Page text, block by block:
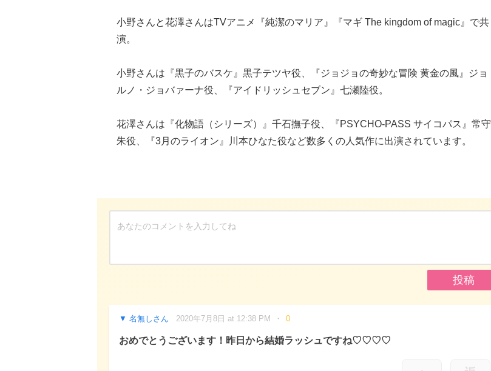
小野さんと花澤さんはTVアニメ『純潔のマリア』『マギ The kingdom of magic』で共
演。
小野さんは『黒子のバスケ』黒子テツヤ役、『ジョジョの奇妙な冒険 黄金の風』ジョ
ルノ・ジョバァーナ役、『アイドリッシュセブン』七瀬陸役。
花澤さんは『化物語（シリーズ）』千石撫子役、『PSYCHO-PASS サイコパス』常守
朱役、『3月のライオン』川本ひなた役など数多くの人気作に出演されています。
名無しさん 2020年7月8日 at 12:38 PM 0
おめでとうございます！昨日から結婚ラッシュですね♡♡♡♡